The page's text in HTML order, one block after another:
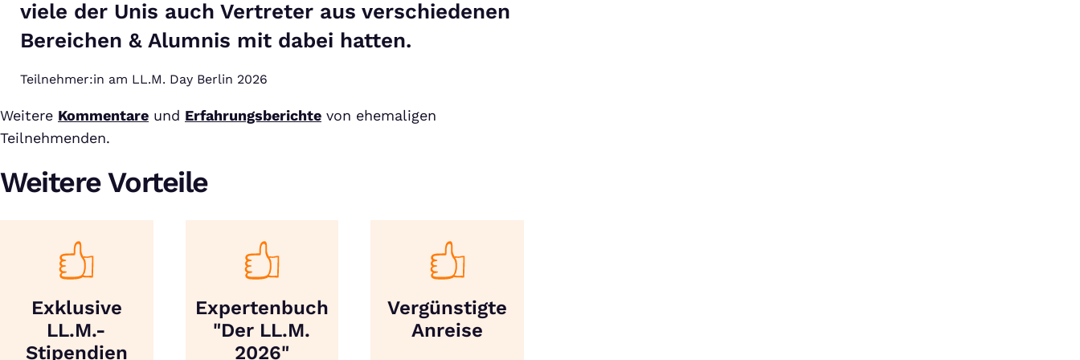
viele der Unis auch Vertreter aus verschiedenen
Bereichen & Alumnis mit dabei hatten.
Teilnehmer:in am LL.M. Day Berlin 2026
Weitere Kommentare und Erfahrungsberichte von ehemaligen
Teilnehmenden.
Weitere Vorteile
Exklusive
LL.M.-
Stipendien
Expertenbuch
"Der LL.M.
2026"
Vergünstigte
Anreise